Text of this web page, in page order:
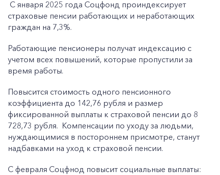
С января 2025 года Соцфонд проиндексирует
страховые пенсии работающих и неработающих
граждан на 7,3%.
Работающие пенсионеры получат индексацию с
учетом всех повышений, которые пропустили за
время работы.
Повысится стоимость одного пенсионного
коэффициента до 142,76 рубля и размер
фиксированной выплаты к страховой пенсии до 8
728,73 рубля. Компенсации по уходу за людьми,
нуждающимися в постороннем присмотре, станут
надбавками на уход к страховой пенсии.
С февраля Соцфнод повысит социальные выплаты: